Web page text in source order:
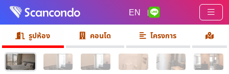
EN |
รูปห้อง คอนโด โครงการ